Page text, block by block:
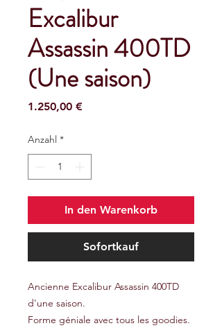
Excalibur
Assassin 400TD
(Une saison)
1.250,00 €Preis
Anzahl *
In den Warenkorb
Sofortkauf
Ancienne Excalibur Assassin 400TD
d'une saison.
Forme géniale avec tous les goodies.